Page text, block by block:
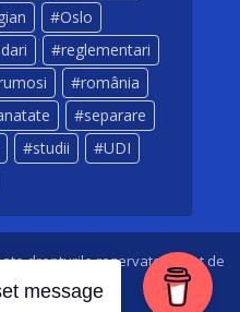
Oslo
reglementari
românia
separare
studii
UDI
drepturile rezervate. Creat de
Reset message